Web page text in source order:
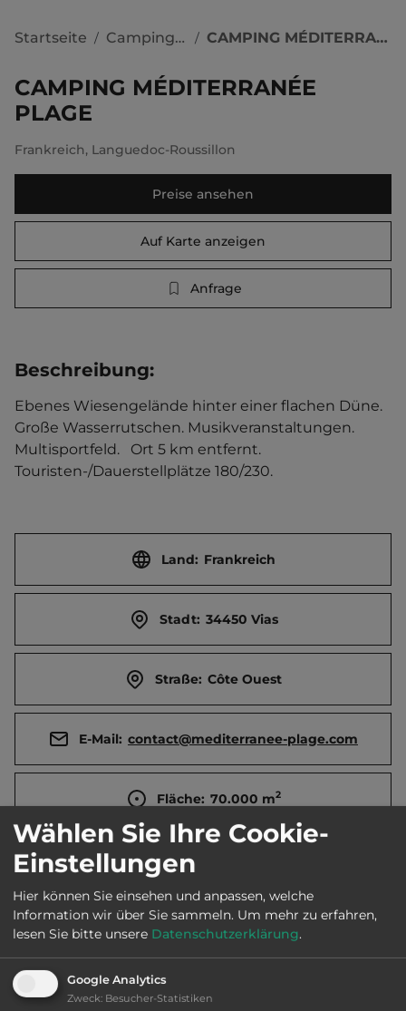
Startseite / Campingplätze / CAMPING MÉDITERRANÉE PLAGE
CAMPING MÉDITERRANÉE
PLAGE
Frankreich, Languedoc-Roussillon
Preise ansehen
Auf Karte anzeigen
Anfrage
Beschreibung:
Ebenes Wiesengelände hinter einer flachen Düne.
Große Wasserrutschen. Musikveranstaltungen.
Multisportfeld.   Ort 5 km entfernt.
Touristen-/Dauerstellplätze 180/230.
Land: Frankreich
Stadt: 34450 Vias
Straße: Côte Ouest
E-Mail: contact@mediterranee-plage.com
Fläche: 70.000 m2
Öffnungszeiten:
bis 55,- Euro
Wählen Sie Ihre Cookie-
Einstellungen
Hier können Sie einsehen und anpassen, welche
Information wir über Sie sammeln. Um mehr zu erfahren,
lesen Sie bitte unsere Datenschutzerklärung.
Google Analytics
Zweck: Besucher-Statistiken